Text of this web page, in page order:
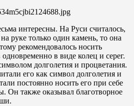
интересны. На Руси считалось,
руке только один камень, то она
рекомендовалось носить
одновременно в виде колец и серег.
долголетия и процветания.
его как символ долголетия и
постоянно носить его при себе
Он также оказывал благотворное